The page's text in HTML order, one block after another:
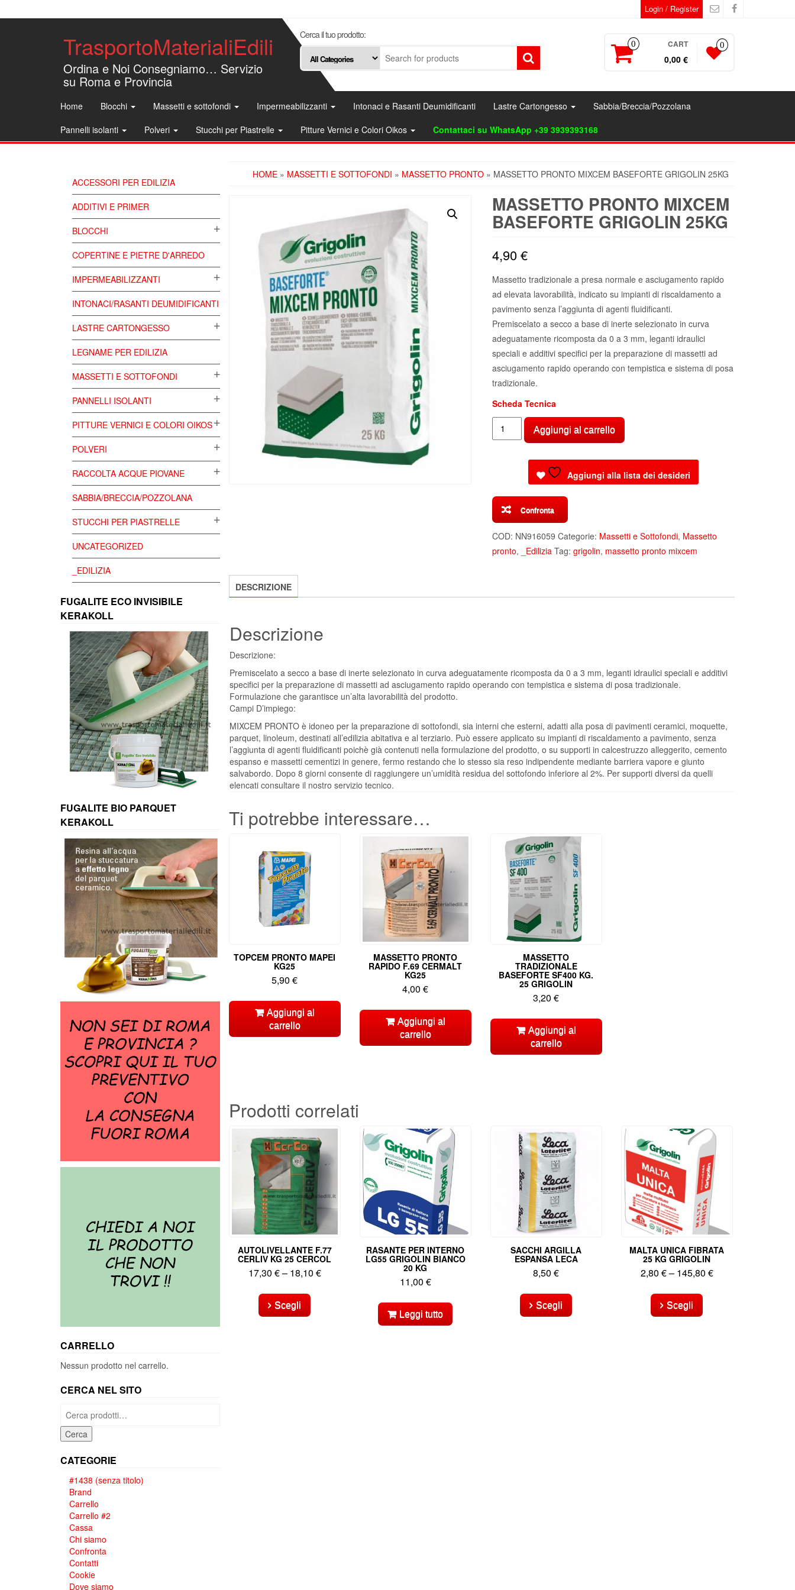
Login / Register
TrasportoMaterialiEdili
Ordina e Noi Consegniamo… Servizio
su Roma e Provincia
Cerca il tuo prodotto:
0 CART
0,00 €
0
Home Blocchi Massetti e sottofondi Impermeabilizzanti Intonaci e Rasanti Deumidificanti Lastre Cartongesso
Sabbia/Breccia/Pozzolana
Pannelli isolanti
Polveri Stucchi per Piastrelle Pitture Vernici e Colori Oikos Contattaci su WhatsApp +39 3939393168
ACCESSORI PER EDILIZIA
ADDITIVI E PRIMER
BLOCCHI
COPERTINE E PIETRE D'ARREDO
IMPERMEABILIZZANTI
INTONACI/RASANTI DEUMIDIFICANTI
LASTRE CARTONGESSO
LEGNAME PER EDILIZIA
MASSETTI E SOTTOFONDI
PANNELLI ISOLANTI
PITTURE VERNICI E COLORI OIKOS
POLVERI
RACCOLTA ACQUE PIOVANE
SABBIA/BRECCIA/POZZOLANA
STUCCHI PER PIASTRELLE
UNCATEGORIZED
_EDILIZIA
FUGALITE ECO INVISIBILE
KERAKOLL
FUGALITE BIO PARQUET
KERAKOLL
CARRELLO
Nessun prodotto nel carrello.
CERCA NEL SITO
Cerca:
Cerca
CATEGORIE
#1438 (senza titolo)
Brand
Carrello
Carrello #2
Cassa
Chi siamo
Confronta
Contatti
Cookie
Dove siamo
HOME » MASSETTI E SOTTOFONDI » MASSETTO PRONTO » MASSETTO PRONTO MIXCEM BASEFORTE GRIGOLIN 25KG
MASSETTO PRONTO MIXCEM
BASEFORTE GRIGOLIN 25KG
4,90€
Massetto tradizionale a presa normale e asciugamento rapido
ad elevata lavorabilità, indicato su impianti di riscaldamento a
pavimento senza l’aggiunta di agenti fluidificanti.
Premiscelato a secco a base di inerte selezionato in curva
adeguatamente ricomposta da 0 a 3 mm, leganti idraulici
speciali e additivi specifici per la preparazione di massetti ad
asciugamento rapido operando con tempistica e sistema di posa
tradizionale.
Scheda Tecnica
Massetto
PRONTO
25kg
quantità
Aggiungi al carrello
Aggiungi alla lista dei desideri
Confronta
COD: NN916059 Categorie: Massetti e Sottofondi, Massetto
pronto, _Edilizia Tag: grigolin, massetto pronto mixcem
DESCRIZIONE
Descrizione
Descrizione:
Premiscelato a secco a base di inerte selezionato in curva adeguatamente ricomposta da 0 a 3 mm, leganti idraulici speciali e additivi
specifici per la preparazione di massetti ad asciugamento rapido operando con tempistica e sistema di posa tradizionale.
Formulazione che garantisce un’alta lavorabilità del prodotto.
Campi D’impiego:
MIXCEM PRONTO è idoneo per la preparazione di sottofondi, sia interni che esterni, adatti alla posa di pavimenti ceramici, moquette,
parquet, linoleum, destinati all’edilizia abitativa e al terziario. Può essere applicato su impianti di riscaldamento a pavimento, senza
l’aggiunta di agenti fluidificanti poichè già contenuti nella formulazione del prodotto, o su supporti in calcestruzzo alleggerito, cemento
espanso e massetti cementizi in genere, fermo restando che lo stesso sia reso indipendente mediante barriera vapore e giunto
salvabordo. Dopo 8 giorni consente di raggiungere un’umidità residua del sottofondo inferiore al 2%. Per supporti diversi da quelli
elencati consultare il nostro servizio tecnico.
Ti potrebbe interessare…
TOPCEM PRONTO MAPEI
KG25
5,90€
Aggiungi al
carrello
MASSETTO PRONTO
RAPIDO F.69 CERMALT
KG25
4,00€
Aggiungi al
carrello
MASSETTO
TRADIZIONALE
BASEFORTE SF400 KG.
25 GRIGOLIN
3,20€
Aggiungi al
carrello
Prodotti correlati
AUTOLIVELLANTE F.77
CERLIV KG 25 CERCOL
17,30 €– 18,10 €
Scegli
prodotto
ha
RASANTE PER INTERNO
LG55 GRIGOLIN BIANCO
20 KG
11,00 €
Leggi tutto
SACCHI ARGILLA
ESPANSA LECA
8,50€
Scegli
prodotto
ha
MALTA UNICA FIBRATA
25 KG GRIGOLIN
2,80 €– 145,80 €
Scegli
prodotto
ha